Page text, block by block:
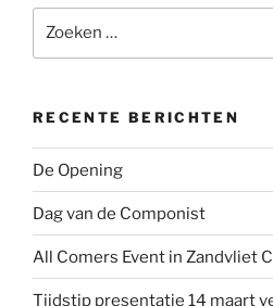
naar:
RECENTE BERICHTEN
De Opening
Dag van de Componist
All Comers Event in Zandvliet
Tijdstip presentatie 14 maart